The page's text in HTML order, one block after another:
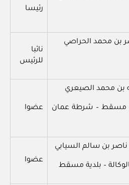
رئيسا
بن محمد الحراصي
نائبا
للرئيس
بن محمد الصيعري
مسقط – شرطة عمان
عضوا
بن سالم السيابي
– بلدية مسقط
عضوا